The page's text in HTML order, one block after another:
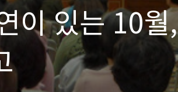
이 있는 10월,